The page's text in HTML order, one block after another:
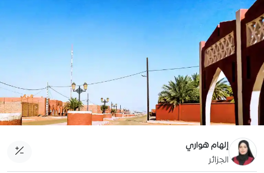
إلهام هواري
الجزائر